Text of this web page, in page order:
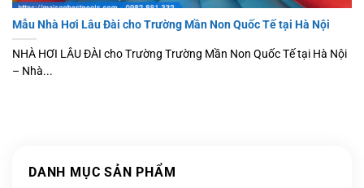
Mẫu Nhà Hơi Lâu Đài cho Trường Mần Non Quốc Tế tại Hà Nội
NHÀ HƠI LÂU ĐÀI cho Trường Trường Mần Non Quốc Tế tại Hà Nội
– Nhà...
DANH MỤC SẢN PHẨM